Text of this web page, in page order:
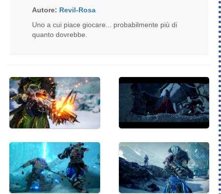
Autore: Revil-Rosa
Uno a cui piace giocare... probabilmente più di
quanto dovrebbe.